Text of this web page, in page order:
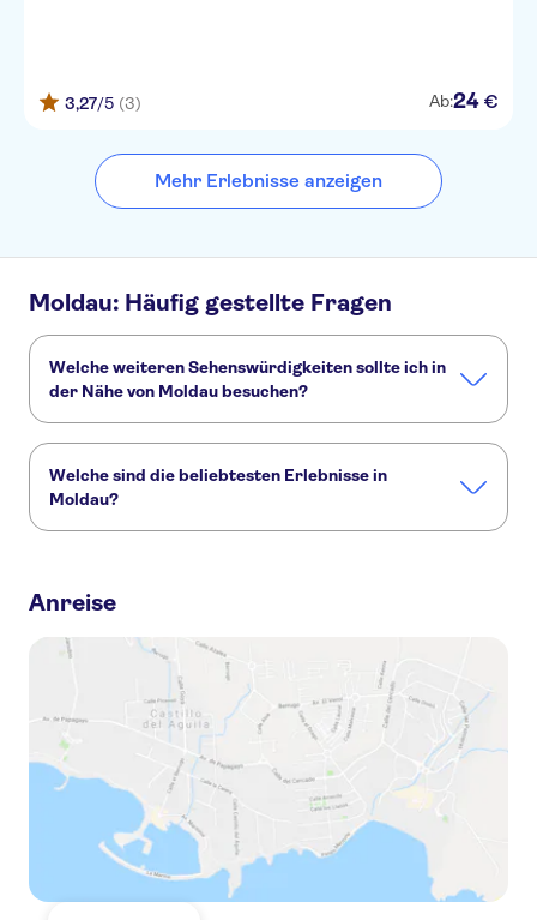
3,27/5 (3) Ab:24 €
Mehr Erlebnisse anzeigen
Moldau: Häufig gestellte Fragen
Welche weiteren Sehenswürdigkeiten sollte ich in
der Nähe von Moldau besuchen?
Prager Burg
Welche sind die beliebtesten Erlebnisse in
Moldau?
Kreuzfahrt durch den Čertovka-Kanal in Prag
Prager Dinner-Kreuzfahrtticket
Abendrundfahrt durch Prag mit Abendessen in Buffetform
Anreise